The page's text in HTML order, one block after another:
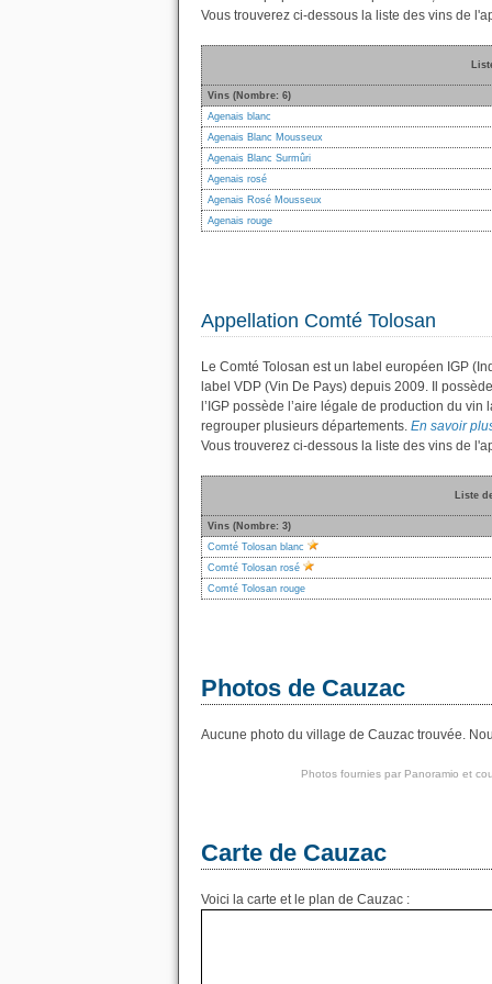
Vous trouverez ci-dessous la liste des vins de
Vins (Nombre: 6)
Agenais blanc
Agenais Blanc Mousseux
Agenais Blanc Surmûri
Agenais rosé
Agenais Rosé Mousseux
Agenais rouge
Appellation Comté Tolosan
Le Comté Tolosan est un label européen IGP
label VDP (Vin De Pays) depuis 2009. Il
l’IGP possède l’aire légale de production du
regrouper plusieurs départements. En savoir
Vous trouverez ci-dessous la liste des vins de
Liste
Vins (Nombre: 3)
Comté Tolosan blanc
Comté Tolosan rosé
Comté Tolosan rouge
Photos de Cauzac
Aucune photo du village de Cauzac trouvée.
Photos fournies par Panoramio et
Carte de Cauzac
Voici la carte et le plan de Cauzac :